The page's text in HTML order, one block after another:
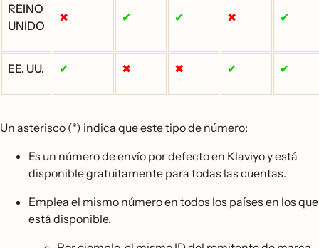
REINO
UNIDO
✖ ✔ ✔ ✖ ✔
EE. UU. ✔ ✖ ✖ ✔ ✔
Un asterisco (*) indica que este tipo de número:
Es un número de envío por defecto en Klaviyo y está
disponible gratuitamente para todas las cuentas.
Emplea el mismo número en todos los países en los que
está disponible.